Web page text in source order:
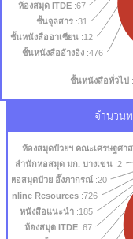
ชั้นหนังสือทั่วไป
ชั้นหนังสืออ้างอิง :476
ชั้นหนังสืออาเซียน :12
ชั้นจุลสาร :31
ห้องสมุด ITDE :67
จำนวน
ห้องสมุด ITDE:67
หนังสือแนะนำ:185
Online Resources:726
หอสมุดป๋วย อึ๊งภากรณ์:20
สำนักหอสมุด มก. บางเขน:2
ห้องสมุดป๋วยฯ คณะเศรษฐศา